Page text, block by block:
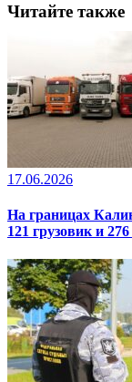
Читайте также
17.06.2026
На границах
121 грузовик и